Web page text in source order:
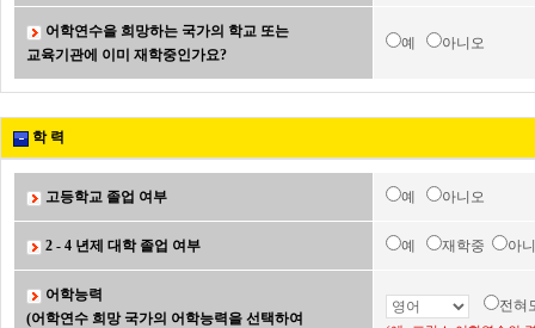
어학연수을 희망하는 국가의 학교 또는
교육기관에 이미 재학중인가요?
예 아니오
학 력
고등학교 졸업 여부 예 아니오
2 - 4 년제 대학 졸업 여부 예 재학중 아
어학능력
(어학연수 희망 국가의 어학능력을 선택하여
전